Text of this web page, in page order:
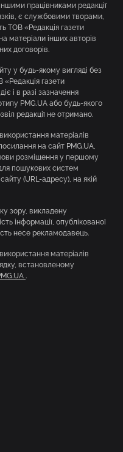
працівниками редакції
є службовими творами,
ТОВ «Редакція газети
матеріали інших авторів
договорів.
у будь-якому вигляді без
газети
і в разі зазначення
PMG.UA або будь-якого
редакції не отримано.
матеріалів
на сайт PMG.UA,
розміщення у першому
пошукових систем
(URL-адресу), на якій
зору, викладену
інформації, опублікованої
несе рекламодавець.
матеріалів
встановленому
.